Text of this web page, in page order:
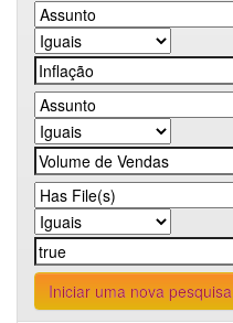
Iniciar uma nova pesquisa